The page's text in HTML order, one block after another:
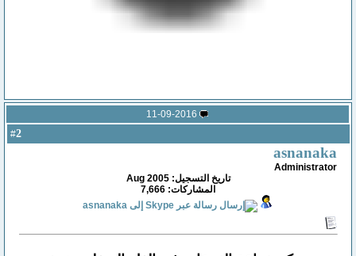
11-09-2016
2
asnanaka
Administrator
تاريخ التسجيل: Aug 2005
المشاركات: 7,666